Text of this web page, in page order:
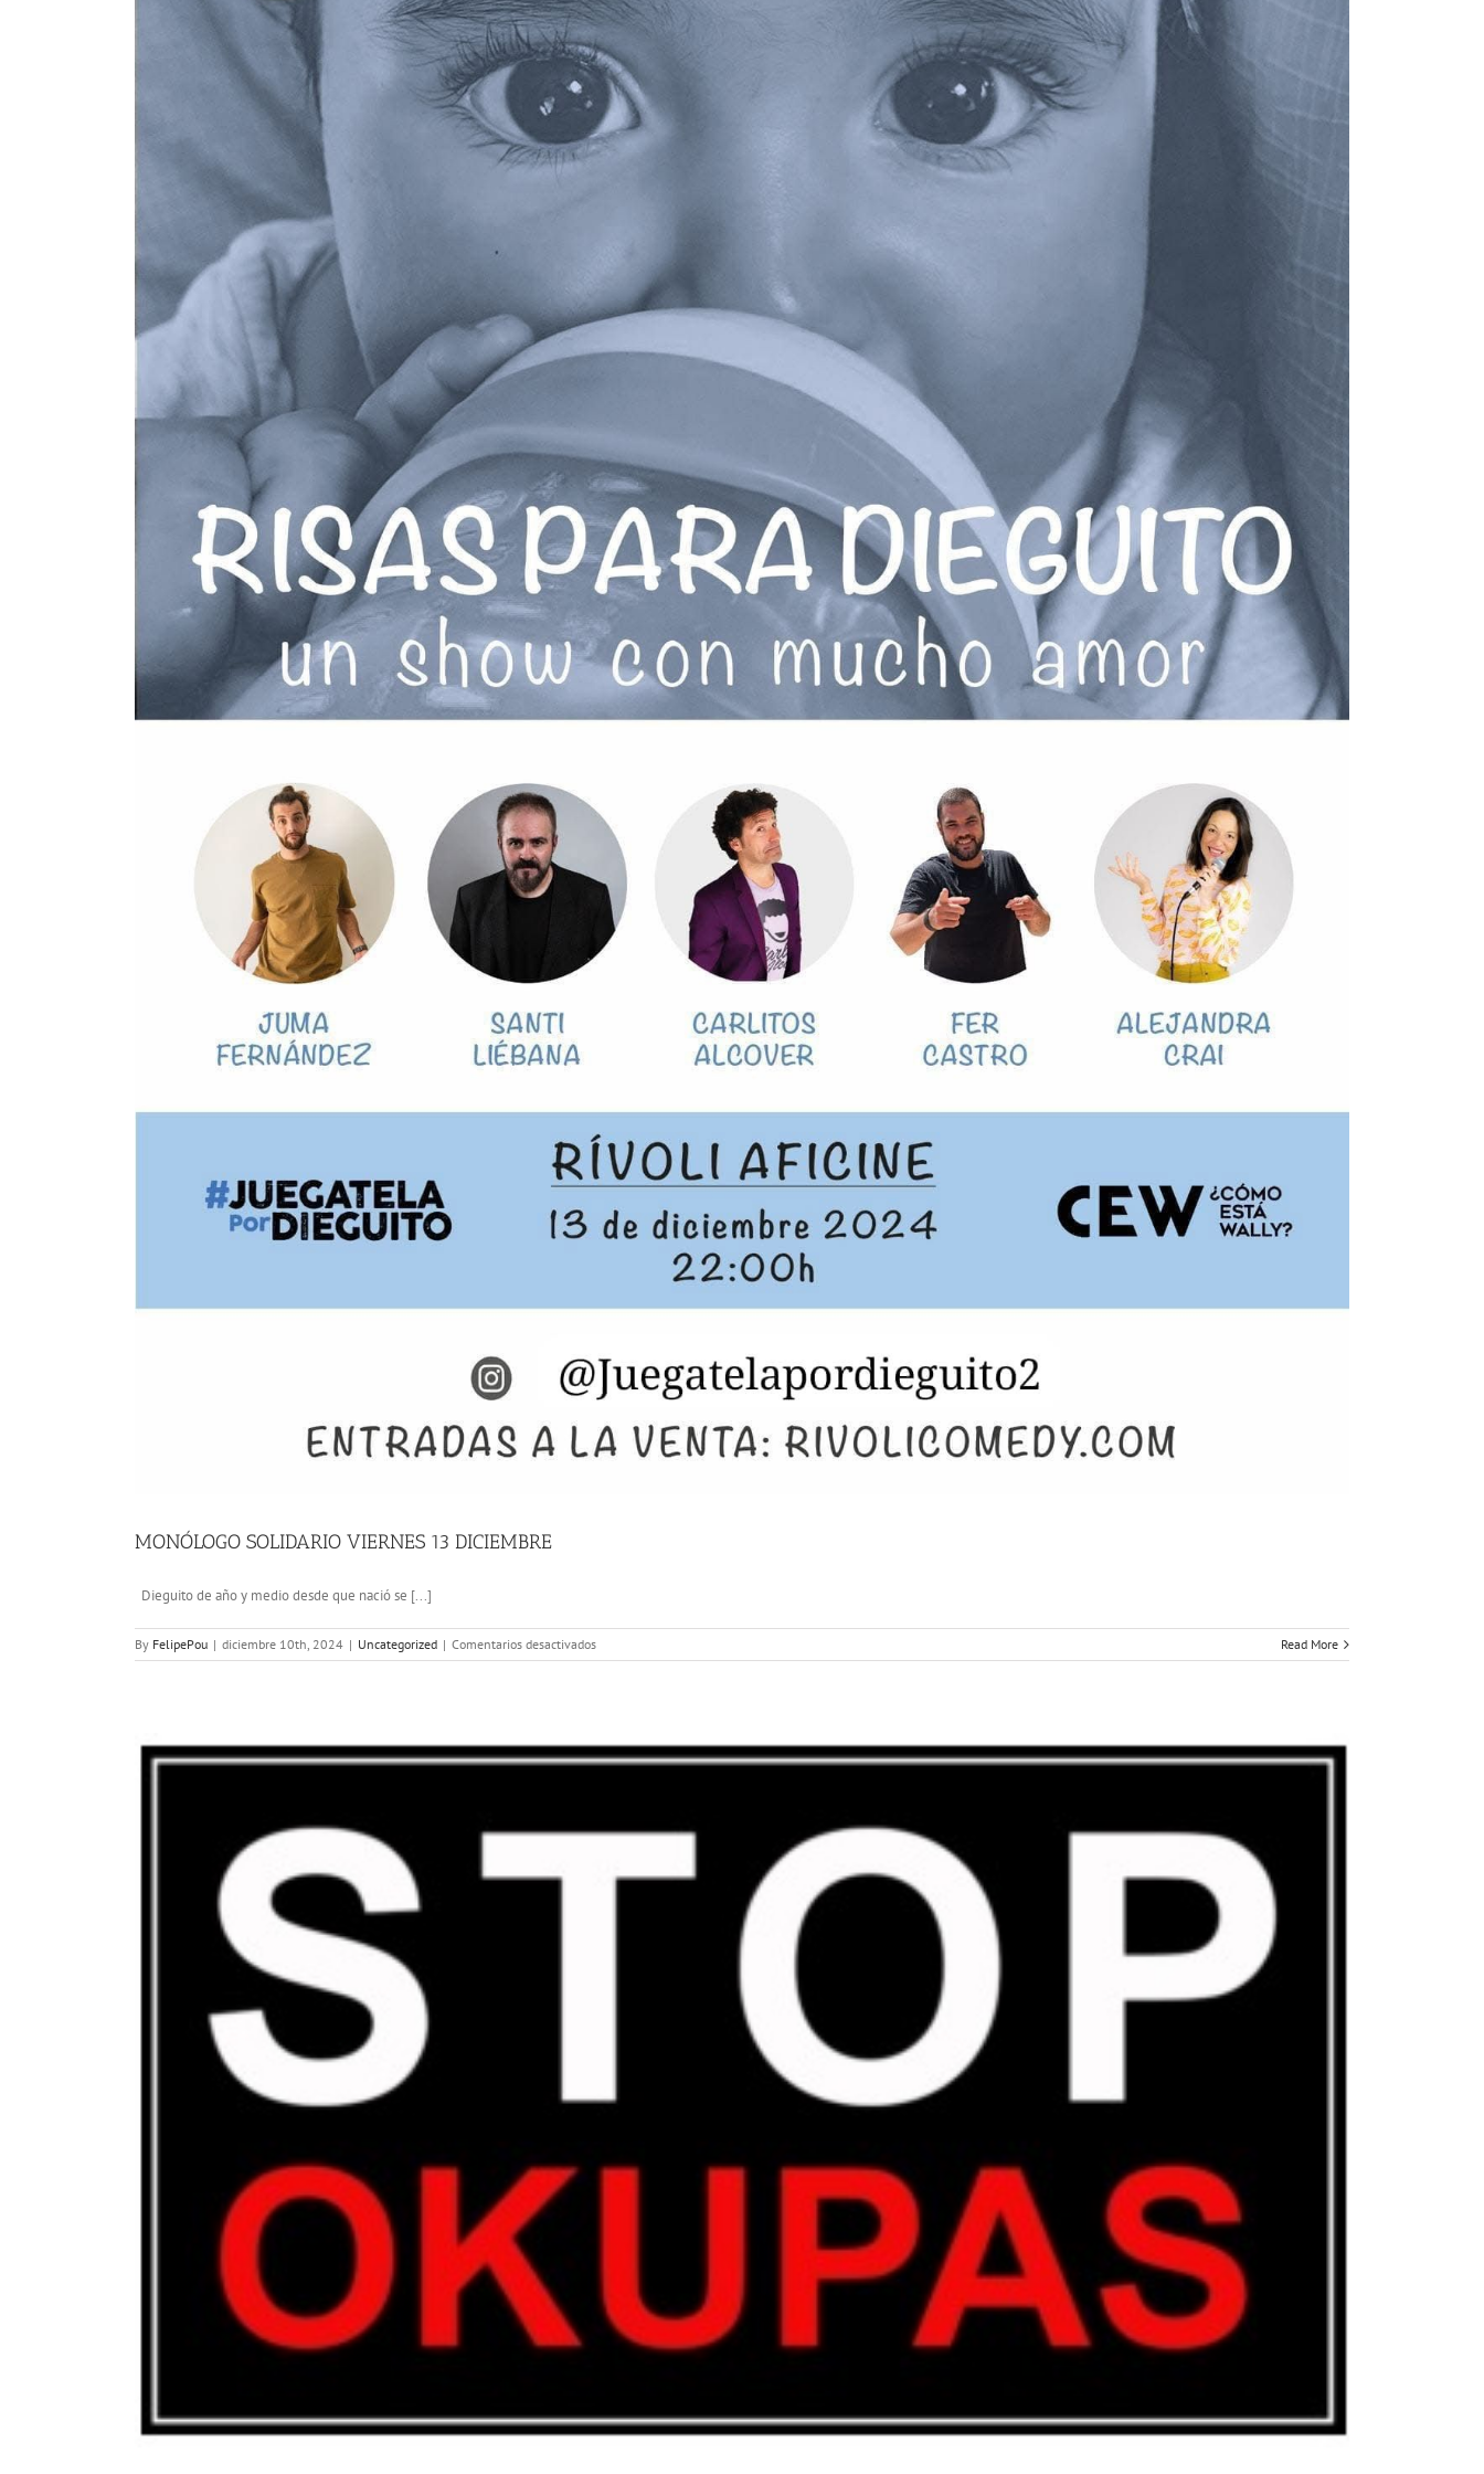
MONÓLOGO SOLIDARIO VIERNES 13 DICIEMBRE
Dieguito de año y medio desde que nació se [...]
By FelipePou | diciembre 10th, 2024 | Uncategorized | Comentarios desactivadosen
MONÓLOGO
DICIEMBRE
Read More